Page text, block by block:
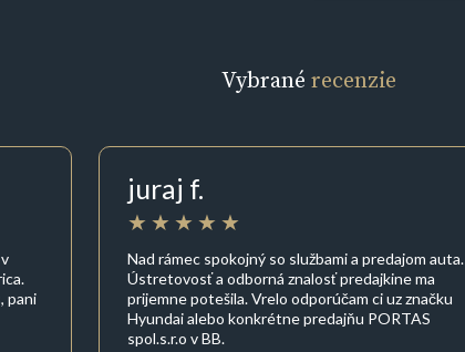
Vybrané recenzie
pani
juraj f.
Nad rámec spokojný so službami a predajom auta.
Ústretovosť a odborná znalosť predajkine ma
prijemne potešila. Vrelo odporúčam ci uz značku
Hyundai alebo konkrétne predajňu PORTAS
spol.s.r.o v BB.